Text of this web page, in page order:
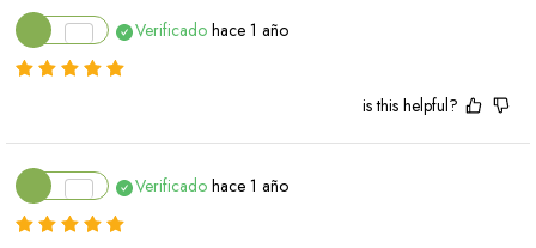
Verificado hace 1 año
is this helpful?
Verificado hace 1 año